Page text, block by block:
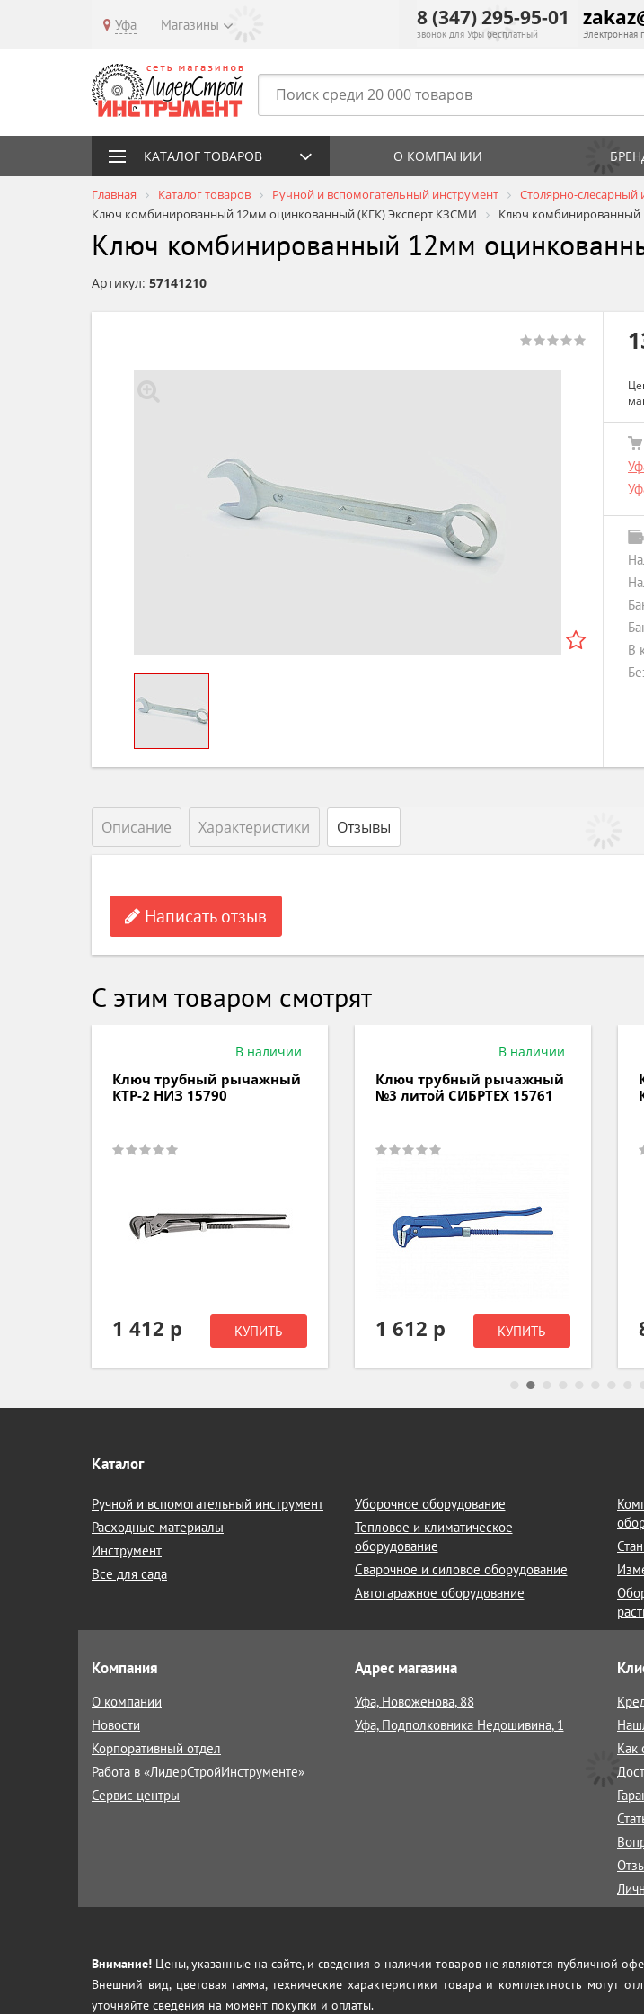
Уфа Магазины 8 (347) 295-95-01
звонок для Уфы бесплатный Электронная
КАТАЛОГ ТОВАРОВ О КОМПАНИИ
Главная Каталог товаров Ручной и вспомогательный инструмент Столярно-слесарный
Ключ комбинированный 12мм оцинкованный (КГК) Эксперт КЗСМИ
Ключ комбинированный
Ключ комбинированный 12мм
Артикул: 57141210
В
Описание Характеристики Отзывы
Написать отзыв
С этим товаром смотрят
В наличии
Ключ трубный рычажный
КТР-2 НИЗ 15790
1 412 р КУПИТЬ
В наличии
Ключ трубный рычажный
№3 литой СИБРТЕХ 15761
1 612 р КУПИТЬ
Каталог
Ручной и вспомогательный инструмент
Расходные материалы
Инструмент
Все для сада
Уборочное оборудование
Тепловое и климатическое
оборудование
Сварочное и силовое оборудование
Автогаражное оборудование
Компания
О компании
Новости
Корпоративный отдел
Работа в «ЛидерСтройИнструменте»
Сервис-центры
Адрес магазина
Уфа, Новоженова, 88
Уфа, Подполковника Недошивина, 1
Как
Внимание! Цены, указанные на сайте, и сведения о наличии товаров не являются публичной
Внешний вид, цветовая гамма, технические характеристики товара и комплектность могут
уточняйте сведения на момент покупки и оплаты.